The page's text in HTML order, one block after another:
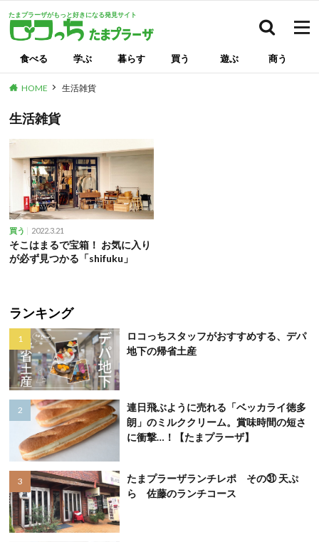
たまプラーザがもっと好きになる発見サイト
食べる 学ぶ 暮らす 買う 遊ぶ 商う
HOME 生活雑貨
生活雑貨
買う 2022.3.21
そこはまるで宝箱！ お気に入り
が必ず見つかる「shifuku」
ランキング
ロコっちスタッフがおすすめする、デパ
地下の帰省土産
連日飛ぶように売れる「ベッカライ徳多
朗」のミルククリーム。賞味時間の短さ
に衝撃…！【たまプラーザ】
たまプラーザランチレポ その㉛ 天ぷ
ら 佐藤のランチコース